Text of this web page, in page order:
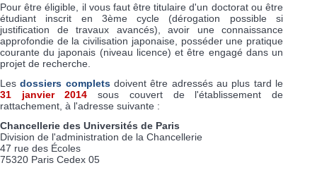
Pour être éligible, il vous faut être titulaire d'un doctorat ou être
étudiant inscrit en 3ème cycle (dérogation possible si
justification de travaux avancés), avoir une connaissance
approfondie de la civilisation japonaise, posséder une pratique
courante du japonais (niveau licence) et être engagé dans un
projet de recherche.
Lesdossiers completsdoivent être adressés au plus tard le
31 janvier 2014 sous couvert de l'établissement de
rattachement, à l'adresse suivante :
Chancellerie des Universités de Paris
Division de l'administration de la Chancellerie
47 rue des Écoles
75320 Paris Cedex 05